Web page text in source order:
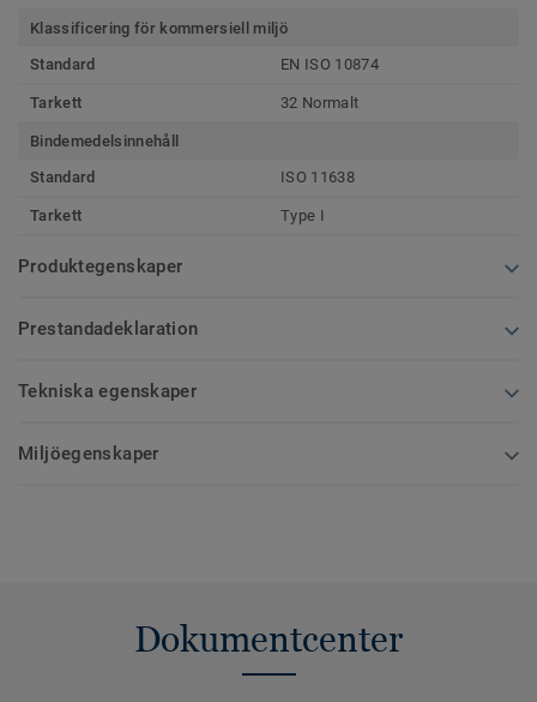
Klassificering för kommersiell miljö
Standard
EN ISO 10874
Tarkett 32 Normalt
Bindemedelsinnehåll
Standard
ISO 11638
Tarkett Type I
Produktegenskaper
Prestandadeklaration
Tekniska egenskaper
Miljöegenskaper
Dokumentcenter